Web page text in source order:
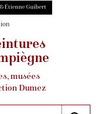
Étienne Guibert
musées
Dumez